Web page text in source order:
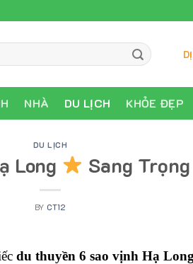
NHÀ DU LỊCH KHỎE ĐẸP
DU LỊCH
Long Sang Trọng
BY CT12
du thuyền 6 sao vịnh Hạ Long